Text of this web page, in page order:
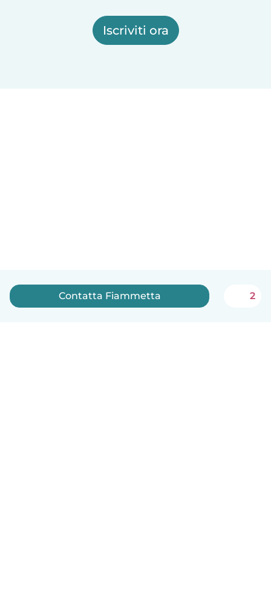
Iscriviti ora
Contatta Fiammetta 2